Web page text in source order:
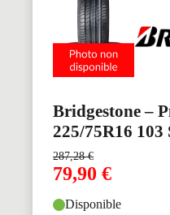
Bridgestone –
225/75R16 103
287,28€
79,90 €
Disponible